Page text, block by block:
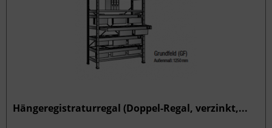
Hängeregistraturregal (Doppel-Regal, verzinkt,...